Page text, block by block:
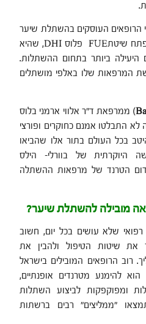
הרופאים העוסקים בהשתלת שיער
בישראל, נחשב למומחה עולמי ומפתח שיטתFUE פלוס DHI, שהיא
היעילה ביותר בתחום ההשתלות.
המרפאות שלו באלפי מושתלים
) ממרפאת ד"ר אלווי ארמני בלוס
לא התבלטו אמנם כחוקרים ופורצי
בכל העולם בתור אלו שהביאו
היוקרתית של בוורלי- הילס
הטרנד של מרפאות ההשתלה
מובילה להשתלת שיער?
שלא עושים בכל יום, חשוב
את שיטות הטיפול ולהבין את
רוב הרופאים המובילים בישראל
להימנע מטרנדים אופנתיים,
ומפוקפקות לביצוע השתלות
"ממליצים" רבים ברשתות